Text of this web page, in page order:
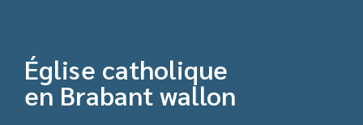
Église catholique
en Brabant wallon